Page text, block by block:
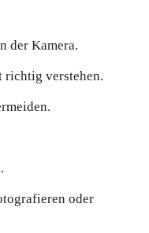
der Kamera.
richtig verstehen.
oder